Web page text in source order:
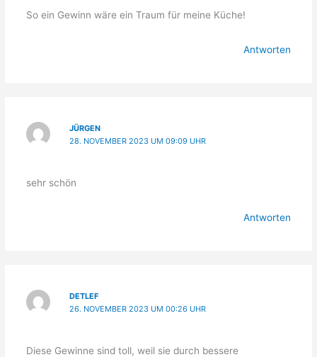
So ein Gewinn wäre ein Traum für meine Küche!
Antworten
JÜRGEN
28. NOVEMBER 2023 UM 09:09 UHR
sehr schön
Antworten
DETLEF
26. NOVEMBER 2023 UM 00:26 UHR
Diese Gewinne sind toll, weil sie durch bessere